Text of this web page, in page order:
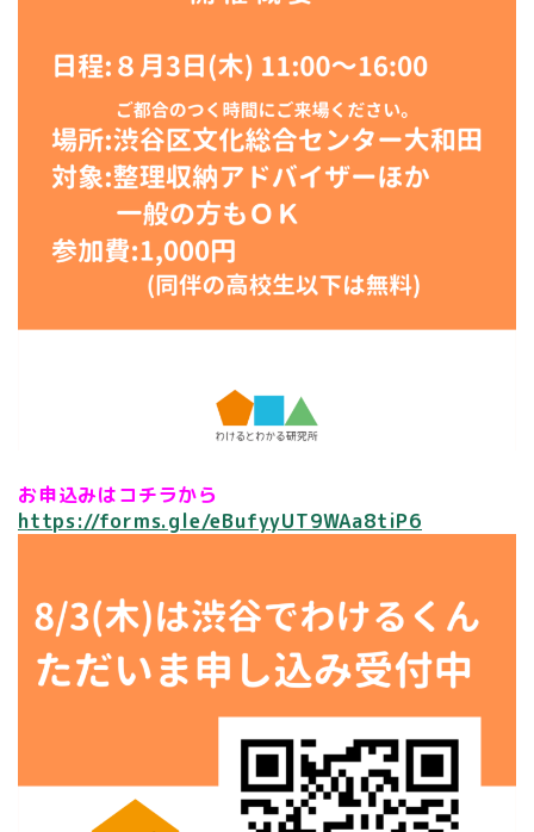
お申込みはコチラから
https://forms.gle/eBufyyUT9WAa8tiP6